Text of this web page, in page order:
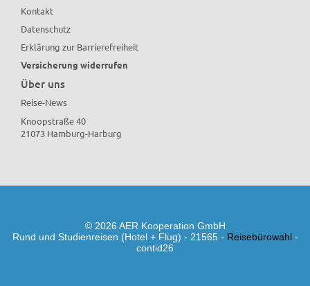
Kontakt
Datenschutz
Erklärung zur Barrierefreiheit
Versicherung widerrufen
Über uns
Reise-News
Knoopstraße 40
21073 Hamburg-Harburg
© 2026 AER Kooperation GmbH
Rund und Studienreisen (Hotel + Flug) - 21565 - Reisebürowahl-
contid26